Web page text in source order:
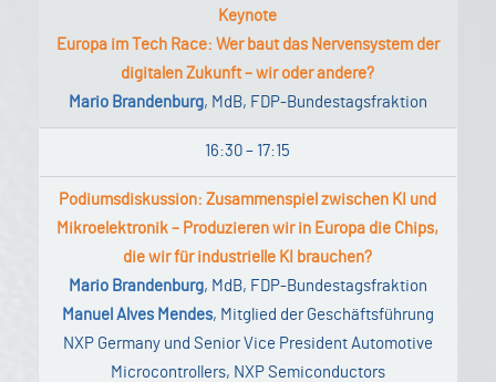
Keynote
Europa im Tech Race: Wer baut das Nervensystem der
digitalen Zukunft – wir oder andere?
Mario Brandenburg, MdB, FDP-Bundestagsfraktion
16:30 – 17:15
Podiumsdiskussion: Zusammenspiel zwischen KI und
Mikroelektronik – Produzieren wir in Europa die Chips,
die wir für industrielle KI brauchen?
Mario Brandenburg, MdB, FDP-Bundestagsfraktion
Manuel Alves Mendes, Mitglied der Geschäftsführung
NXP Germany und Senior Vice President Automotive
Microcontrollers, NXP Semiconductors